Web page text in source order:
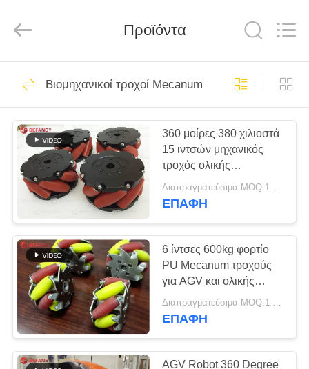
ΣΠΊΤΙ
ΠΡΟΪΌΝΤΑ
ΠΕΡΊΠΟΥ
ΕΜΕΊΣ
ΓΎΡΟΣ
ΕΡΓΟΣΤΑΣΊΩΝ
ΠΟΙΟΤΙΚΌΣ
ΈΛΕΓΧΟΣ
ΜΑΣ
Mechanical
κάρρο μεταφοράς
μπαταριών
323
trackless κάρρο
μεταφοράς
360
Προϊόντα
Βιομηχανικοί τροχοί Mecanum
360 μοίρες 380 χιλιοστά
15 ιντσών μηχανικός
τροχός ολικής
κατεύθυνσης τροχός για
AGV τροχόσπιτο
Διαπραγματεύσιμα MOQ:1 Piece
ΕΠΑΦΉ
6 ίντσες 600kg φορτίο
PU Mecanum τροχούς
για AGV και ολικής
κατευθύνσεων
εφαρμογές
Διαπραγματεύσιμα MOQ:1 Piece
ΕΠΑΦΉ
AGV Robot 360 Degree